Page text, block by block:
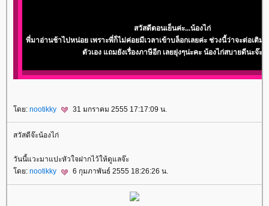
สวัสดีตอนเย็นค่ะ...น้องไก่
พี่มาอ่านช้าไปหน่อย เพราะพี่ก็ไม่ค่อยมีเวลาเข้าบล็อกเลยค่ะ ช่วงนี้ว่าจะต่อเติ
ตัวเอง แถมยังเรื่องภาษีอีก เลยยุ่งๆน่ะคะ น้องไก่สบายดีนะจ๊ะ
ดย: nootikky 31 มกราคม 2555 17:17:09 น.
สวัสดีจ๊ะน้องไก่
วันนี้แวะมาแปะหัวใจฝากไว้ให้ดูแลจ๊ะ
ดย: nootikky 6 กุมภาพันธ์ 2555 18:26:26 น.